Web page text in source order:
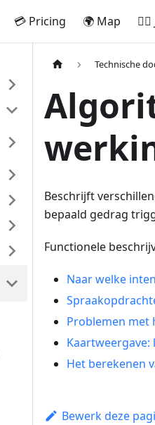
💳 Pricing 🌍 Map
Technische
Beschrijft
bepaald gedrag
Functionele
Naar welke
Problemen met
Het berekenen
Bewerk deze